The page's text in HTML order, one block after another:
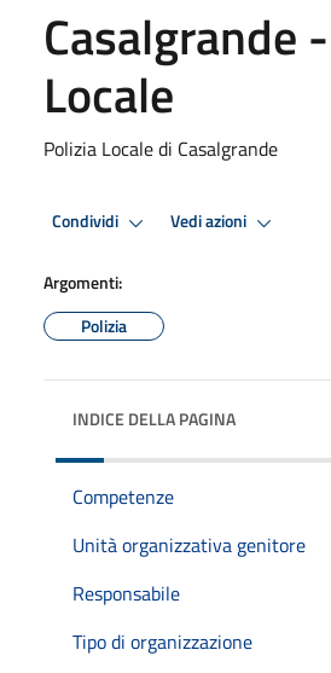
Casalgrande
Locale
Polizia Locale di Casalgrande
Condividi Vedi azioni
Argomenti:
Polizia
INDICE DELLA PAGINA
Competenze
Unità organizzativa genitore
Responsabile
Tipo di organizzazione